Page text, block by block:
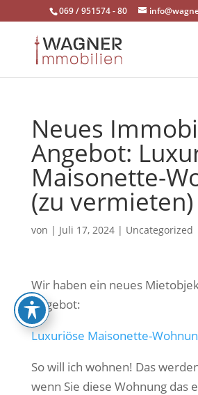
to
content
069 / 951574 - 80
Neues
Angebot:
Maisonette-
(zu vermieten)
von | Juli 17, 2024| Uncategorized
Wir haben ein neues
Angebot:
Luxuriöse Maisonette-
So will ich wohnen! Das
wenn Sie diese Wohnung das